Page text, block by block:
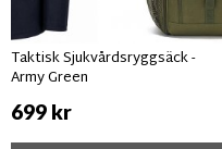
Taktisk Sjukvårdsryggsäck -
Army Green
699 kr